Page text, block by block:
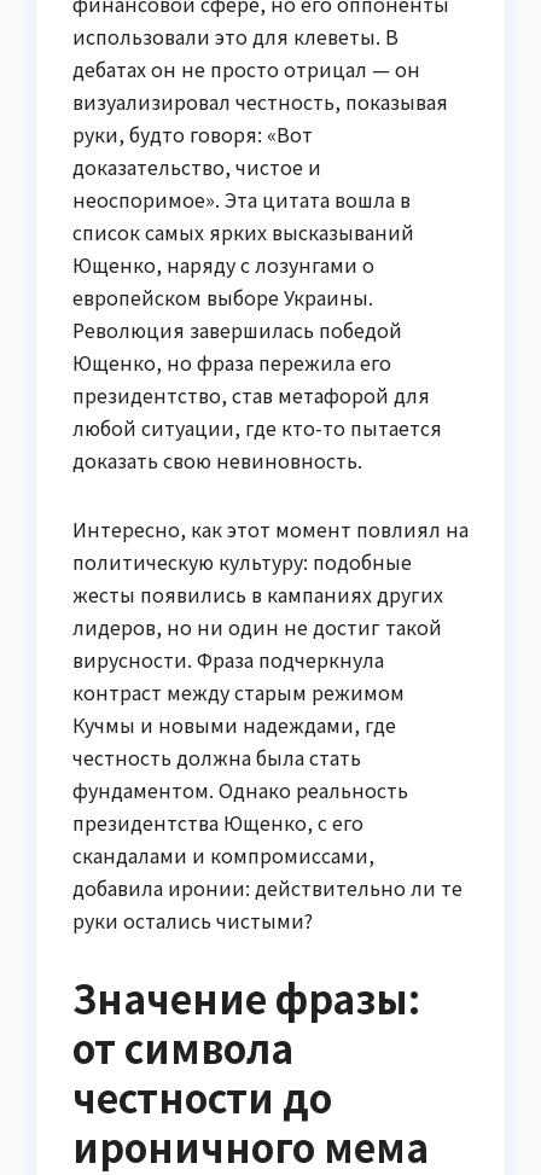
использовали это для клеветы. В
дебатах он не просто отрицал — он
визуализировал честность, показывая
руки, будто говоря: «Вот
доказательство, чистое и
неоспоримое». Эта цитата вошла в
список самых ярких высказываний
Ющенко, наряду с лозунгами о
европейском выборе Украины.
Революция завершилась победой
Ющенко, но фраза пережила его
президентство, став метафорой для
любой ситуации, где кто-то пытается
доказать свою невиновность.
Интересно, как этот момент повлиял на
политическую культуру: подобные
жесты появились в кампаниях других
лидеров, но ни один не достиг такой
вирусности. Фраза подчеркнула
контраст между старым режимом
Кучмы и новыми надеждами, где
честность должна была стать
фундаментом. Однако реальность
президентства Ющенко, с его
скандалами и компромиссами,
добавила иронии: действительно ли те
руки остались чистыми?
Значение фразы:
от символа
честности до
ироничного мема